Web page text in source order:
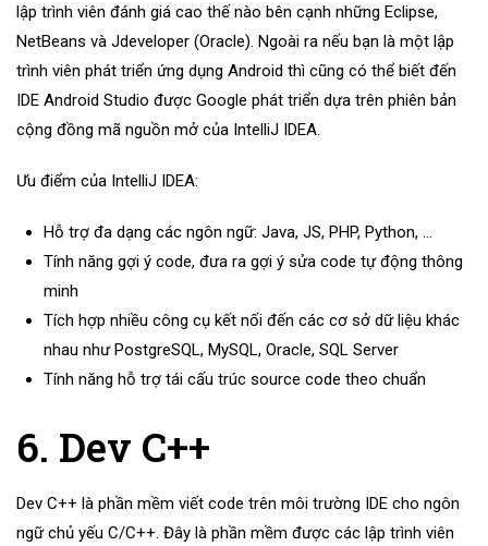
lập trình viên đánh giá cao thế nào bên cạnh những Eclipse,
NetBeans và Jdeveloper (Oracle). Ngoài ra nếu bạn là một lập
trình viên phát triển ứng dụng Android thì cũng có thể biết đến
IDE Android Studio được Google phát triển dựa trên phiên bản
cộng đồng mã nguồn mở của IntelliJ IDEA.
Ưu điểm của IntelliJ IDEA:
Hỗ trợ đa dạng các ngôn ngữ: Java, JS, PHP, Python, …
Tính năng gợi ý code, đưa ra gợi ý sửa code tự động thông
minh
Tích hợp nhiều công cụ kết nối đến các cơ sở dữ liệu khác
nhau như PostgreSQL, MySQL, Oracle, SQL Server
Tính năng hỗ trợ tái cấu trúc source code theo chuẩn
6. Dev C++
Dev C++ là phần mềm viết code trên môi trường IDE cho ngôn
ngữ chủ yếu C/C++. Đây là phần mềm được các lập trình viên